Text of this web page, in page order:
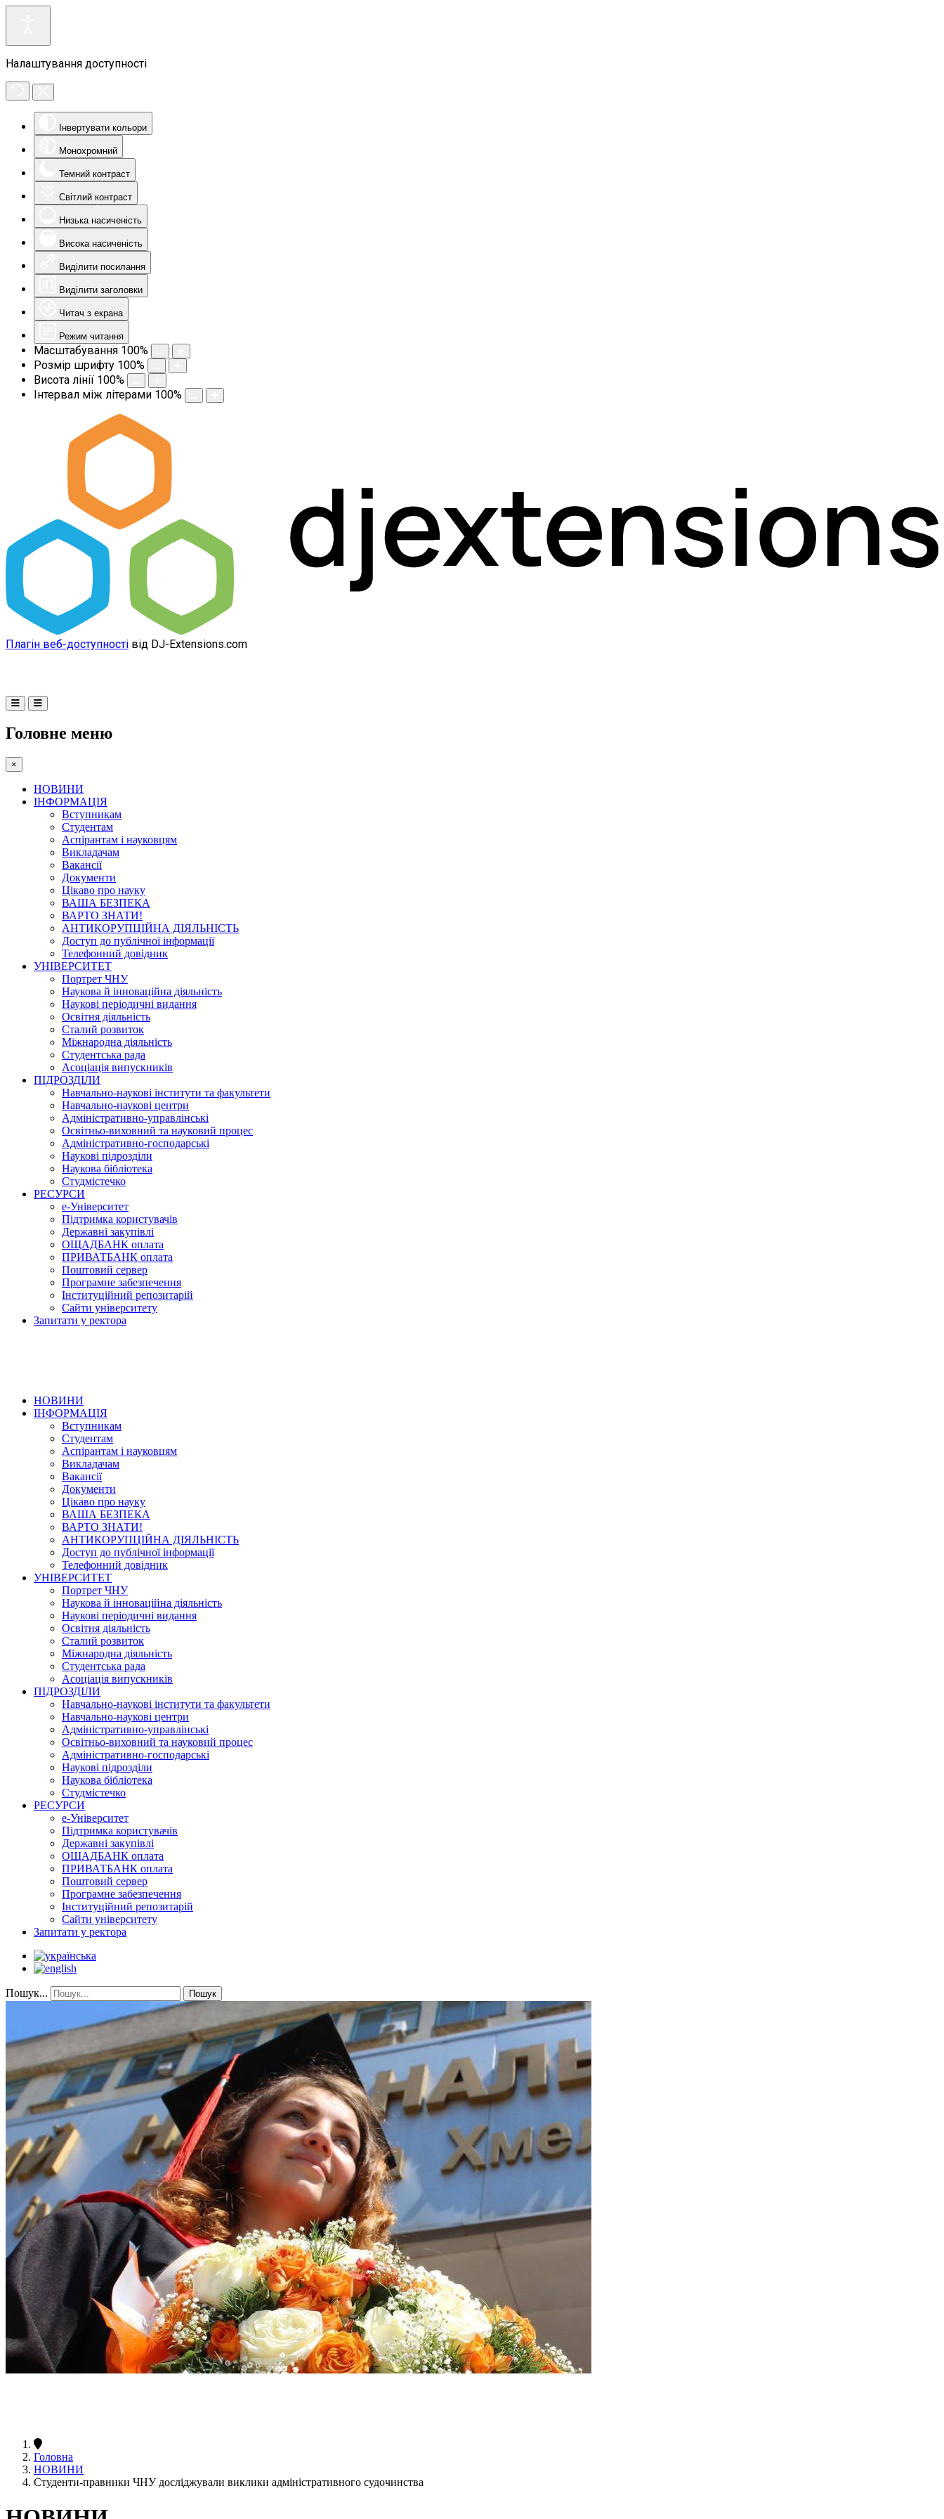
Налаштування доступності
Інвертувати кольори
Монохромний
Темний контраст
Світлий контраст
Низька насиченість
Висока насиченість
Виділити посилання
Виділити заголовки
Читач з екрана
Режим читання
Масштабування 100%
Розмір шрифту 100%
Висота лінії 100%
Інтервал між літерами 100%
Плагін веб-доступності від DJ-Extensions.com
Головне меню
×
НОВИНИ
ІНФОРМАЦІЯ
Вступникам
Студентам
Аспірантам і науковцям
Викладачам
Вакансії
Документи
Цікаво про науку
ВАША БЕЗПЕКА
ВАРТО ЗНАТИ!
АНТИКОРУПЦІЙНА ДІЯЛЬНІСТЬ
Доступ до публічної інформації
Телефонний довідник
УНІВЕРСИТЕТ
Портрет ЧНУ
Наукова й інноваційна діяльність
Наукові періодичні видання
Освітня діяльність
Сталий розвиток
Міжнародна діяльність
Студентська рада
Асоціація випускників
ПІДРОЗДІЛИ
Навчально-наукові інститути та факультети
Навчально-наукові центри
Адміністративно-управлінські
Освітньо-виховний та науковий процес
Адміністративно-господарські
Наукові підрозділи
Наукова бібліотека
Студмістечко
РЕСУРСИ
е-Університет
Підтримка користувачів
Державні закупівлі
ОЩАДБАНК оплата
ПРИВАТБАНК оплата
Поштовий сервер
Програмне забезпечення
Інституційний репозитарій
Сайти університету
Запитати у ректора
НОВИНИ
ІНФОРМАЦІЯ
Вступникам
Студентам
Аспірантам і науковцям
Викладачам
Вакансії
Документи
Цікаво про науку
ВАША БЕЗПЕКА
ВАРТО ЗНАТИ!
АНТИКОРУПЦІЙНА ДІЯЛЬНІСТЬ
Доступ до публічної інформації
Телефонний довідник
УНІВЕРСИТЕТ
Портрет ЧНУ
Наукова й інноваційна діяльність
Наукові періодичні видання
Освітня діяльність
Сталий розвиток
Міжнародна діяльність
Студентська рада
Асоціація випускників
ПІДРОЗДІЛИ
Навчально-наукові інститути та факультети
Навчально-наукові центри
Адміністративно-управлінські
Освітньо-виховний та науковий процес
Адміністративно-господарські
Наукові підрозділи
Наукова бібліотека
Студмістечко
РЕСУРСИ
е-Університет
Підтримка користувачів
Державні закупівлі
ОЩАДБАНК оплата
ПРИВАТБАНК оплата
Поштовий сервер
Програмне забезпечення
Інституційний репозитарій
Сайти університету
Запитати у ректора
Пошук... Пошук
Головна
НОВИНИ
Студенти-правники ЧНУ досліджували виклики адміністративного судочинства